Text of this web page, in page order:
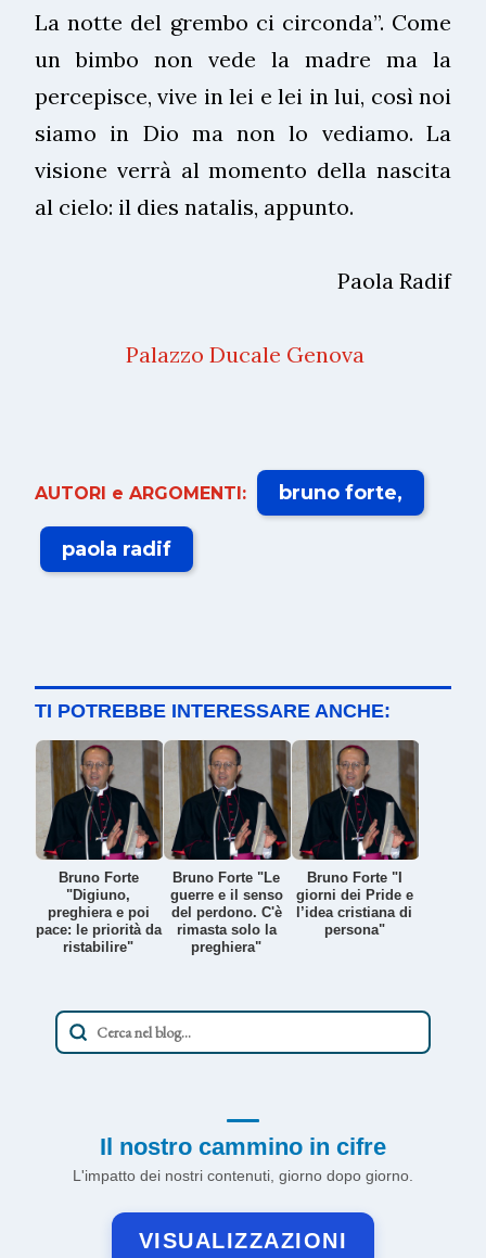
La notte del grembo ci circonda”. Come
un bimbo non vede la madre ma la
percepisce, vive in lei e lei in lui, così noi
siamo in Dio ma non lo vediamo. La
visione verrà al momento della nascita
al cielo: il dies natalis, appunto.
Paola Radif
Palazzo Ducale Genova
AUTORI e ARGOMENTI: bruno forte
paola radif
TI POTREBBE INTERESSARE ANCHE:
Bruno Forte
"Digiuno,
preghiera e poi
pace: le priorità da
ristabilire"
Bruno Forte "Le
guerre e il senso
del perdono. C'è
rimasta solo la
preghiera"
Bruno Forte "I
giorni dei Pride e
l’idea cristiana di
persona"
Il nostro cammino in cifre
L'impatto dei nostri contenuti, giorno dopo giorno.
VISUALIZZAZIONI